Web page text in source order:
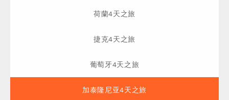
荷蘭4天之旅
捷克4天之旅
葡萄牙4天之旅
加泰隆尼亚4天之旅